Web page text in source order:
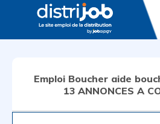
Emploi Boucher aide
13 ANNONCES A